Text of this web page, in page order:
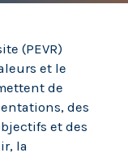
(PEVR)
et le
de
des
et des
la